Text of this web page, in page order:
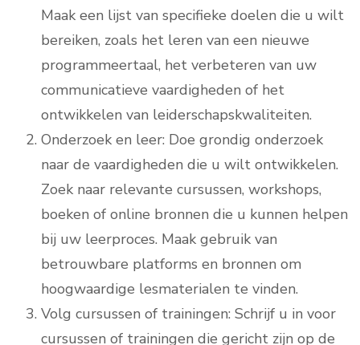
Maak een lijst van specifieke doelen die u wilt
bereiken, zoals het leren van een nieuwe
programmeertaal, het verbeteren van uw
communicatieve vaardigheden of het
ontwikkelen van leiderschapskwaliteiten.
Onderzoek en leer: Doe grondig onderzoek
naar de vaardigheden die u wilt ontwikkelen.
Zoek naar relevante cursussen, workshops,
boeken of online bronnen die u kunnen helpen
bij uw leerproces. Maak gebruik van
betrouwbare platforms en bronnen om
hoogwaardige lesmaterialen te vinden.
Volg cursussen of trainingen: Schrijf u in voor
cursussen of trainingen die gericht zijn op de